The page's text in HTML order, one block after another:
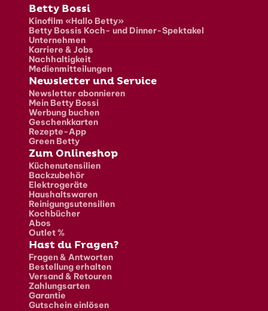
Fusszeile
Betty Bossi
Kinofilm «Hallo Betty»
Betty Bossis Koch- und Dinner-Spektakel
Unternehmen
Karriere & Jobs
Nachhaltigkeit
Medienmitteilungen
Newsletter und Service
Newsletter abonnieren
Mein Betty Bossi
Werbung buchen
Geschenkkarten
Rezepte-App
Green Betty
Zum Onlineshop
Küchenutensilien
Backzubehör
Elektrogeräte
Haushaltswaren
Reinigungsutensilien
Kochbücher
Abos
Outlet %
Hast du Fragen?
Fragen & Antworten
Bestellung erhalten
Versand & Retouren
Zahlungsarten
Garantie
Gutschein einlösen